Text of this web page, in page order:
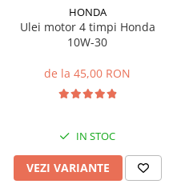
HONDA
Ulei motor 4 timpi Honda
10W-30
de la 45,00 RON
IN STOC
VEZI VARIANTE